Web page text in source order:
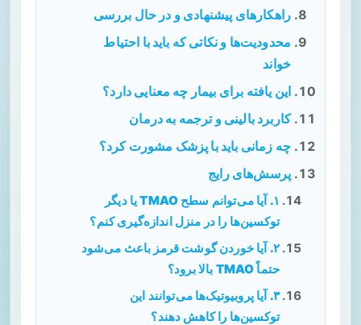
راهکارهای پیشنهادی و در حال بررسی
محدودیت‌ها و نکاتی که باید با احتیاط
خواند
این یافته برای بیمار چه معنایی دارد؟
کاربرد بالینی و ترجمه به درمان
چه زمانی باید با پزشک مشورت کرد؟
پرسش‌های رایج
۱. آیا می‌توانم سطح TMAO یا دیگر
توکسین‌ها را در منزل اندازه‌گیری کنم؟
۲. آیا خوردن گوشت قرمز باعث می‌شود
حتماً TMAO بالا برود؟
۳. آیا پروبیوتیک‌ها می‌توانند این
توکسین‌ها را کاهش دهند؟